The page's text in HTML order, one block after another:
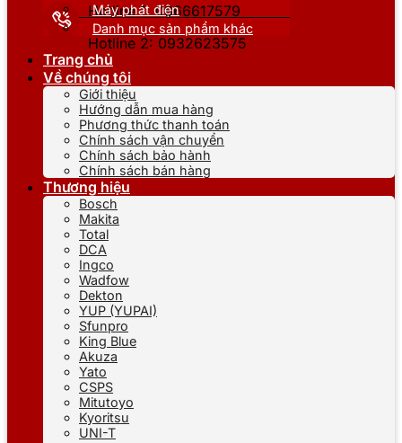
Hotline 1: 0866617579
Hotline 2: 0932623575
Máy phát điện
Danh mục sản phẩm khác
Trang chủ
Về chúng tôi
Giới thiệu
Hướng dẫn mua hàng
Phương thức thanh toán
Chính sách vận chuyển
Chính sách bảo hành
Chính sách bán hàng
Thương hiệu
Bosch
Makita
Total
DCA
Ingco
Wadfow
Dekton
YUP (YUPAI)
Sfunpro
King Blue
Akuza
Yato
CSPS
Mitutoyo
Kyoritsu
UNI-T